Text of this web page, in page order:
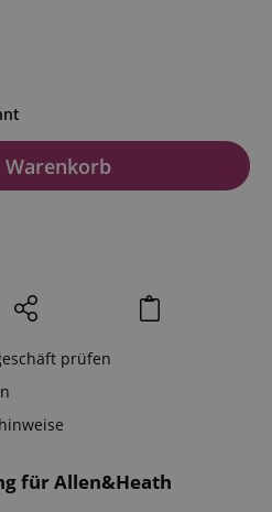
für Allen&Heath
Warenkorb
prüfen